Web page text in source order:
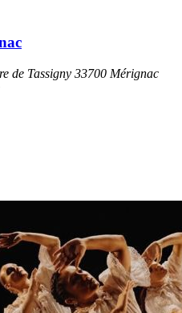
de Tassigny 33700 Mérignac